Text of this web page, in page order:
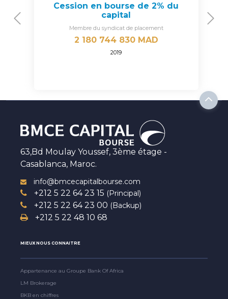
Cession en bourse de 2% du
capital
Membre du syndicat de placement
2 180 744 830 MAD
2019
Previous
63,Bd Moulay Youssef, 3ème étage -
Casablanca, Maroc.
info@bmcecapitalbourse.com
+212 5 22 64 23 15 (Principal)
+212 5 22 64 23 00 (Backup)
+212 5 22 48 10 68
MIEUX NOUS CONNAITRE
Appartenance au Groupe Bank Of Africa
LM Brokerage
BKB en chiffres